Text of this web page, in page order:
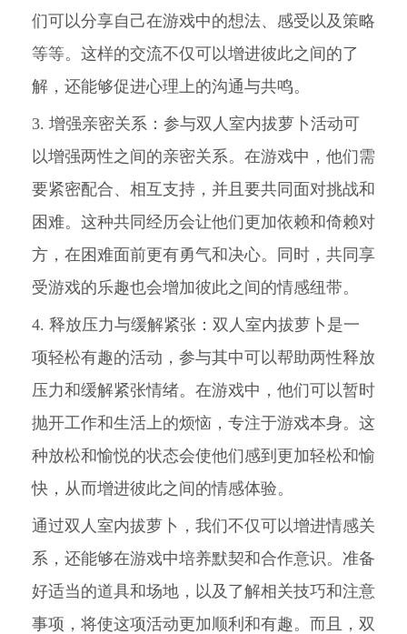
们可以分享自己在游戏中的想法、感受以及策略
等等。这样的交流不仅可以增进彼此之间的了
解，还能够促进心理上的沟通与共鸣。
3. 增强亲密关系：参与双人室内拔萝卜活动可
以增强两性之间的亲密关系。在游戏中，他们需
要紧密配合、相互支持，并且要共同面对挑战和
困难。这种共同经历会让他们更加依赖和倚赖对
方，在困难面前更有勇气和决心。同时，共同享
受游戏的乐趣也会增加彼此之间的情感纽带。
4. 释放压力与缓解紧张：双人室内拔萝卜是一
项轻松有趣的活动，参与其中可以帮助两性释放
压力和缓解紧张情绪。在游戏中，他们可以暂时
抛开工作和生活上的烦恼，专注于游戏本身。这
种放松和愉悦的状态会使他们感到更加轻松和愉
快，从而增进彼此之间的情感体验。
通过双人室内拔萝卜，我们不仅可以增进情感关
系，还能够在游戏中培养默契和合作意识。准备
好适当的道具和场地，以及了解相关技巧和注意
事项，将使这项活动更加顺利和有趣。而且，双